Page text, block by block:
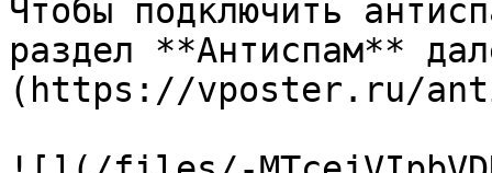
Чтобы подключить
раздел **Антиспам**
(https://vposter.ru/